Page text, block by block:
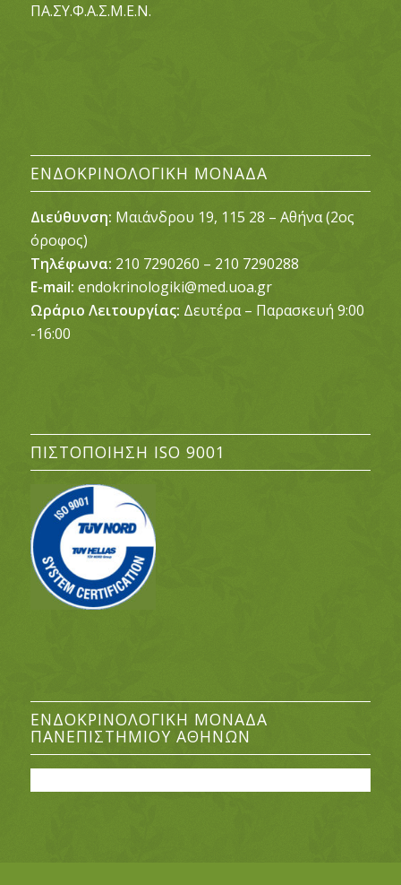
ΠΑ.ΣΥ.Φ.Α.Σ.Μ.Ε.Ν.
ΕΝΔΟΚΡΙΝΟΛΟΓΙΚΉ ΜΟΝΆΔΑ
Διεύθυνση: Μαιάνδρου 19, 115 28 – Αθήνα (2ος
όροφος)
Τηλέφωνα: 210 7290260 – 210 7290288
E-mail: endokrinologiki@med.uoa.gr
Ωράριο Λειτουργίας: Δευτέρα – Παρασκευή 9:00
-16:00
ΠΙΣΤΟΠΟΊΗΣΗ ISO 9001
ΕΝΔΟΚΡΙΝΟΛΟΓΙΚΉ ΜΟΝΆΔΑ
ΠΑΝΕΠΙΣΤΗΜΊΟΥ ΑΘΗΝΏΝ